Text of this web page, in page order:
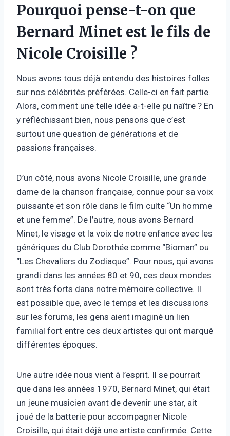
Pourquoi pense-t-on que
Bernard Minet est le fils de
Nicole Croisille ?
Nous avons tous déjà entendu des histoires folles
sur nos célébrités préférées. Celle-ci en fait partie.
Alors, comment une telle idée a-t-elle pu naître ? En
y réfléchissant bien, nous pensons que c’est
surtout une question de générations et de
passions françaises.
D’un côté, nous avons Nicole Croisille, une grande
dame de la chanson française, connue pour sa voix
puissante et son rôle dans le film culte “Un homme
et une femme”. De l’autre, nous avons Bernard
Minet, le visage et la voix de notre enfance avec les
génériques du Club Dorothée comme “Bioman” ou
“Les Chevaliers du Zodiaque”. Pour nous, qui avons
grandi dans les années 80 et 90, ces deux mondes
sont très forts dans notre mémoire collective. Il
est possible que, avec le temps et les discussions
sur les forums, les gens aient imaginé un lien
familial fort entre ces deux artistes qui ont marqué
différentes époques.
Une autre idée nous vient à l’esprit. Il se pourrait
que dans les années 1970, Bernard Minet, qui était
un jeune musicien avant de devenir une star, ait
joué de la batterie pour accompagner Nicole
Croisille, qui était déjà une artiste confirmée. Cette